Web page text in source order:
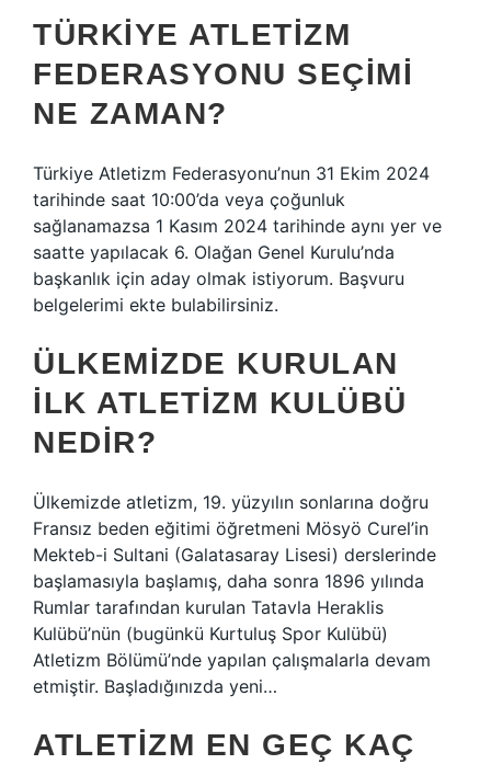
TÜRKIYE ATLETIZM
FEDERASYONU SEÇIMI
NE ZAMAN?
Türkiye Atletizm Federasyonu’nun 31 Ekim 2024
tarihinde saat 10:00’da veya çoğunluk
sağlanamazsa 1 Kasım 2024 tarihinde aynı yer ve
saatte yapılacak 6. Olağan Genel Kurulu’nda
başkanlık için aday olmak istiyorum. Başvuru
belgelerimi ekte bulabilirsiniz.
ÜLKEMIZDE KURULAN
ILK ATLETIZM KULÜBÜ
NEDIR?
Ülkemizde atletizm, 19. yüzyılın sonlarına doğru
Fransız beden eğitimi öğretmeni Mösyö Curel’in
Mekteb-i Sultani (Galatasaray Lisesi) derslerinde
başlamasıyla başlamış, daha sonra 1896 yılında
Rumlar tarafından kurulan Tatavla Heraklis
Kulübü’nün (bugünkü Kurtuluş Spor Kulübü)
Atletizm Bölümü’nde yapılan çalışmalarla devam
etmiştir. Başladığınızda yeni…
ATLETIZM EN GEÇ KAÇ